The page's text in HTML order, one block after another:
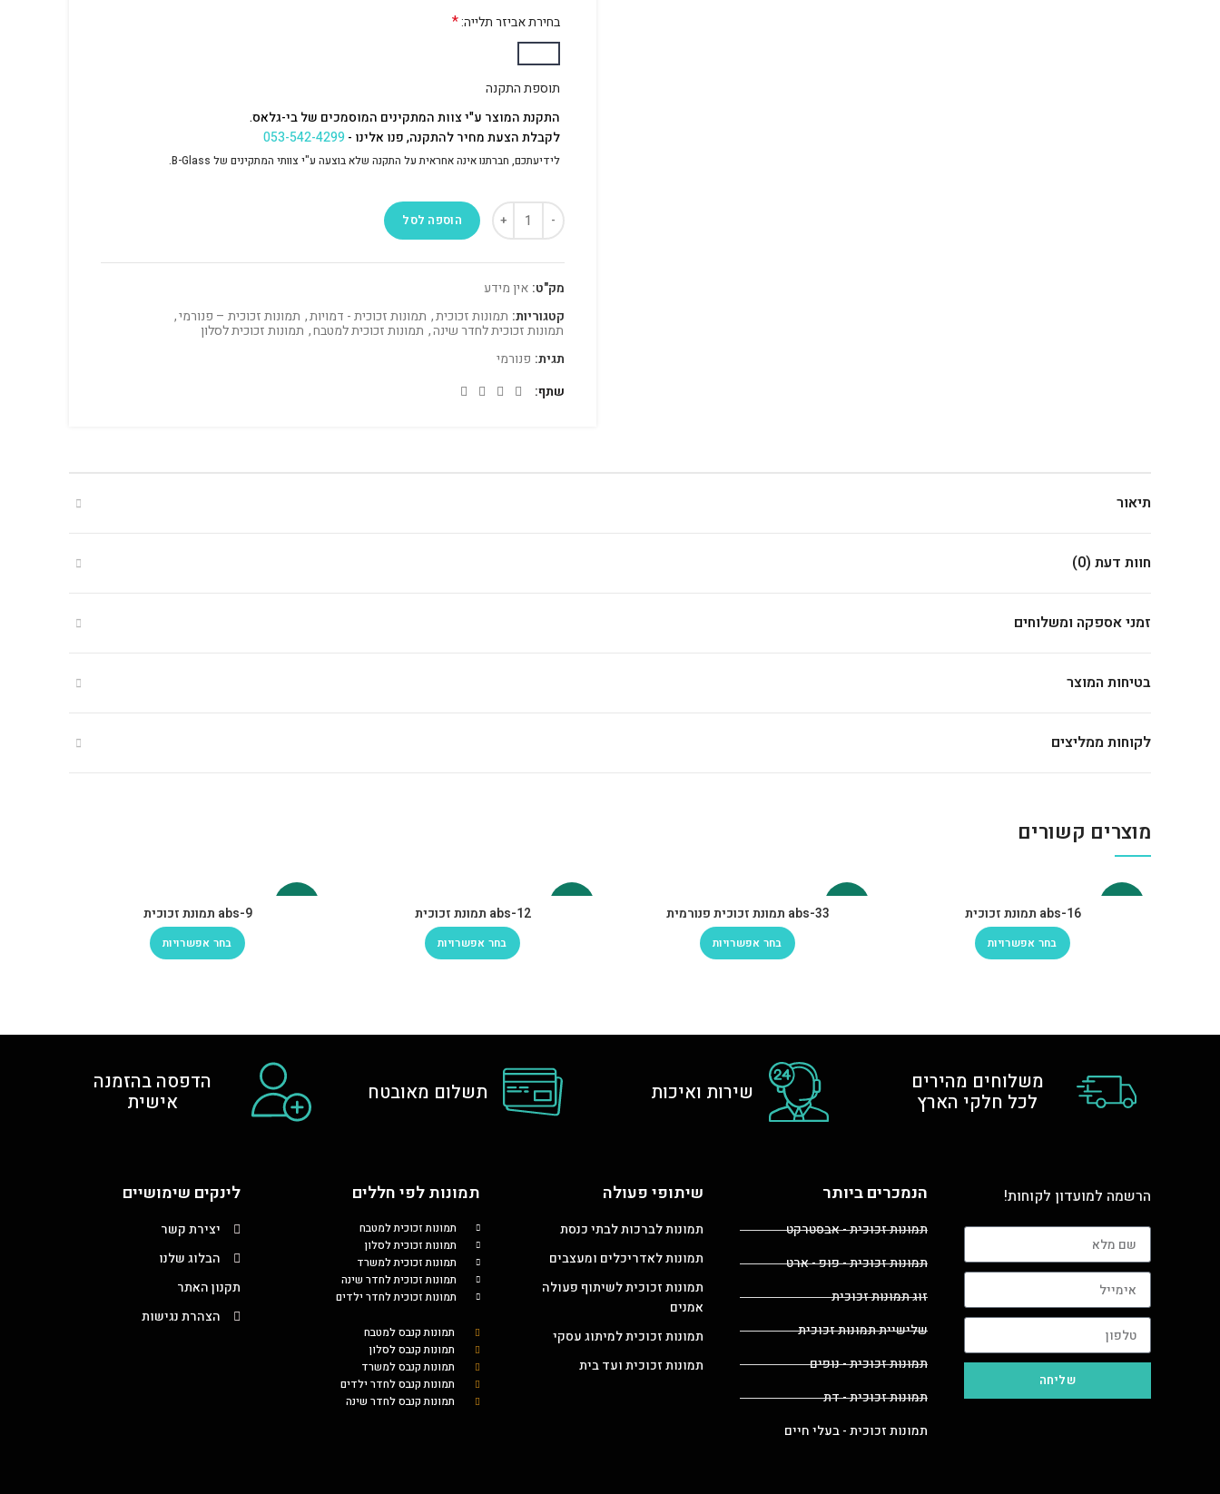
בחירת אביזר תלייה:*
תוספת התקנה
התקנת המוצר ע"י צוות המתקינים המוסמכים של בי-גלאס.
לקבלת הצעת מחיר להתקנה, פנו אלינו -053-542-4299
לידיעתכם, חברתנו אינה אחראית על התקנה שלא בוצעה ע"י צוותי המתקינים של B-Glass.
הוספה לסל
מק"ט: אין מידע
קטגוריות: תמונות זכוכית, תמונות זכוכית - דמויות, תמונות זכוכית – פנורמי,
תמונות זכוכית לחדר שינה, תמונות זכוכית למטבח, תמונות זכוכית לסלון
תגית: פנורמי
שתף
תיאור
חוות דעת (0)
זמני אספקה ומשלוחים
בטיחות המוצר
לקוחות ממליצים
מוצרים קשורים
abs-16 תמונת זכוכית
בחר אפשרויות
abs-33 תמונת זכוכית פנורמית
בחר אפשרויות
abs-12 תמונת זכוכית
בחר אפשרויות
abs-9 תמונת זכוכית
בחר אפשרויות
משלוחים מהירים
לכל חלקי הארץ שירות ואיכות תשלום מאובטח הדפסה בהזמנה
אישית
הרשמה למועדון לקוחות!
שליחה
הנמכרים ביותר
תמונות זכוכית - אבסטרקט
תמונות זכוכית - פופ - ארט
זוג תמונות זכוכית
שלישיית תמונות זכוכית
תמונות זכוכית - נופים
תמונות זכוכית - דת
תמונות זכוכית - בעלי חיים
שיתופי פעולה
תמונות לברכות לבתי כנסת
תמונות לאדריכלים ומעצבים
תמונות זכוכית לשיתוף פעולה
אמנים
תמונות זכוכית למיתוג עסקי
תמונות זכוכית ועד בית
תמונות לפי חללים
תמונות זכוכית למטבח
תמונות זכוכית לסלון
תמונות זכוכית למשרד
תמונות זכוכית לחדר שינה
תמונות זכוכית לחדר ילדים
תמונות קנבס למטבח
תמונות קנבס לסלון
תמונות קנבס למשרד
תמונות קנבס לחדר ילדים
תמונות קנבס לחדר שינה
לינקים שימושיים
יצירת קשר
הבלוג שלנו
תקנון האתר
הצהרת נגישות